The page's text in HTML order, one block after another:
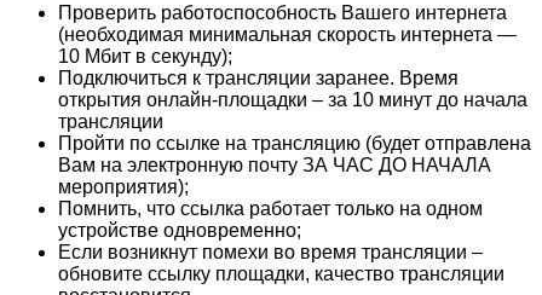
Проверить работоспособность Вашего интернета
(необходимая минимальная скорость интернета —
10 Мбит в секунду);
Подключиться к трансляции заранее. Время
открытия онлайн-площадки – за 10 минут до начала
трансляции
Пройти по ссылке на трансляцию (будет отправлена
Вам на электронную почту ЗА ЧАС ДО НАЧАЛА
мероприятия);
Помнить, что ссылка работает только на одном
устройстве одновременно;
Если возникнут помехи во время трансляции –
обновите ссылку площадки, качество трансляции